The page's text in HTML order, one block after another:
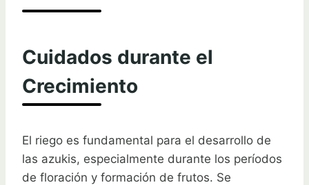
Cuidados durante el
Crecimiento
El riego es fundamental para el desarrollo de
las azukis, especialmente durante los períodos
de floración y formación de frutos. Se